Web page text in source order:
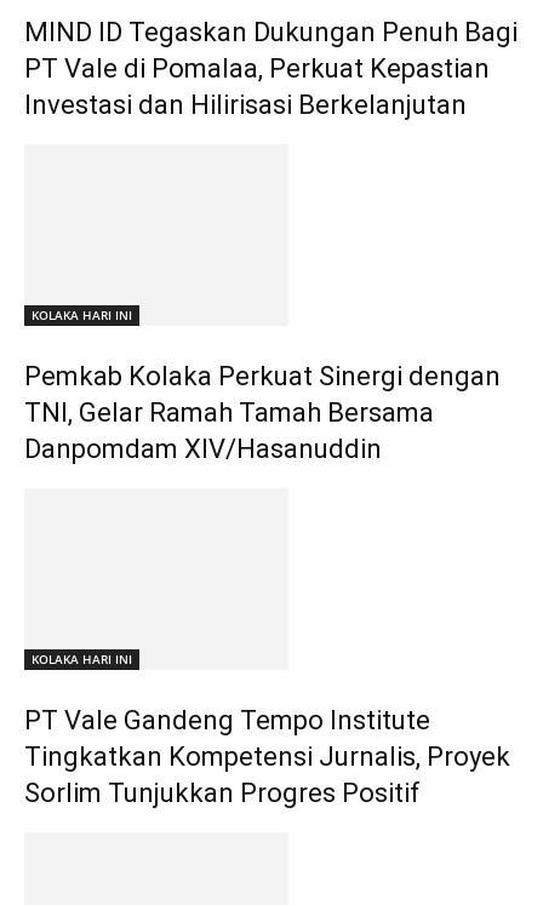
MIND ID Tegaskan Dukungan Penuh Bagi
PT Vale di Pomalaa, Perkuat Kepastian
Investasi dan Hilirisasi Berkelanjutan
KOLAKA HARI INI
Pemkab Kolaka Perkuat Sinergi dengan
TNI, Gelar Ramah Tamah Bersama
Danpomdam XIV/Hasanuddin
KOLAKA HARI INI
PT Vale Gandeng Tempo Institute
Tingkatkan Kompetensi Jurnalis, Proyek
Sorlim Tunjukkan Progres Positif